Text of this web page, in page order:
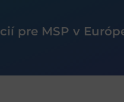
pre MSP v